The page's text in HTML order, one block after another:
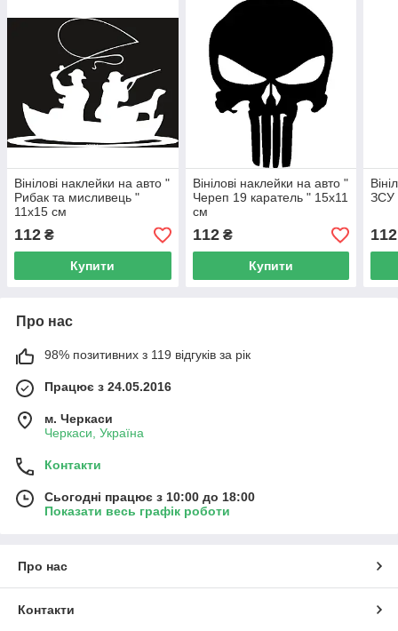
Вінілові наклейки на авто "
Рибак та мисливець "
11х15 см
112 ₴
Купити
Вінілові наклейки на авто "
Череп 19 каратель " 15х11
см
112₴
Купити
ЗСУ
112
Про нас
98% позитивних з 119 відгуків за рік
Працює з 24.05.2016
м. Черкаси
Черкаси, Україна
Контакти
Сьогодні працює з 10:00 до 18:00
Показати весь графік роботи
Про нас
Контакти